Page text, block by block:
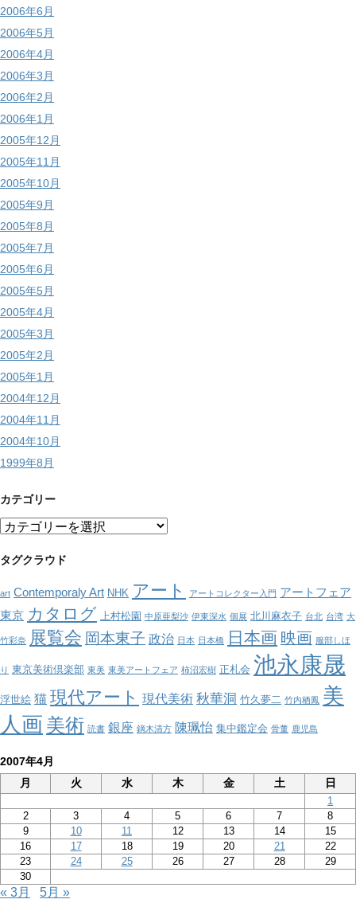
2006年6月
2006年5月
2006年4月
2006年3月
2006年2月
2006年1月
2005年12月
2005年11月
2005年10月
2005年9月
2005年8月
2005年7月
2005年6月
2005年5月
2005年4月
2005年3月
2005年2月
2005年1月
2004年12月
2004年11月
2004年10月
1999年8月
カテゴリー
カ
ゴ
ー
タグクラウド
art Contemporaly Art NHK アート アートコレクター入門 アートフェア
東京 カタログ 上村松園 中原亜梨沙 伊東深水 個展 北川麻衣子 台北 台湾 大
竹彩奈 展覧会 岡本東子 政治 日本 日本橋 日本画 映画 服部しほ
り 東京美術倶楽部 東美 東美アートフェア 柿沼宏樹 正札会 池永康晟
浮世絵 猫 現代アート 現代美術 秋華洞 竹久夢二 竹内栖鳳 美
人画 美術 読書 銀座 鏑木清方 陳珮怡 集中鑑定会 骨董 鹿児島
2007年4月
月
火 水 木 金 土 日
1
2
3 4 5 6 7
8
9
10 11 12 13 14
15
16
17 18 19 20 21
22
23
24 25 26 27 28
29
30
« 3月 5月 »